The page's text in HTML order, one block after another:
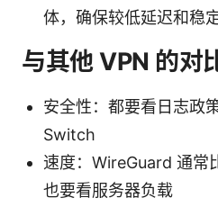
体，确保较低延迟和稳
与其他 VPN 的对
安全性：都要看日志政
Switch
速度：WireGuard 通常
也要看服务器负载